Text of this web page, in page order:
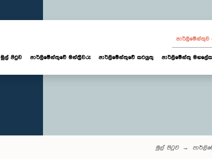
පාර්ලි‌මේන්තුව
මුල් පිටුව පාර්ලි‌මේන්තුවේ මන්ත්‍රීවරු පාර්ලිමේන්තුවේ කටයුතු පාර්ලිමේන්තු
මුල් පිටුව